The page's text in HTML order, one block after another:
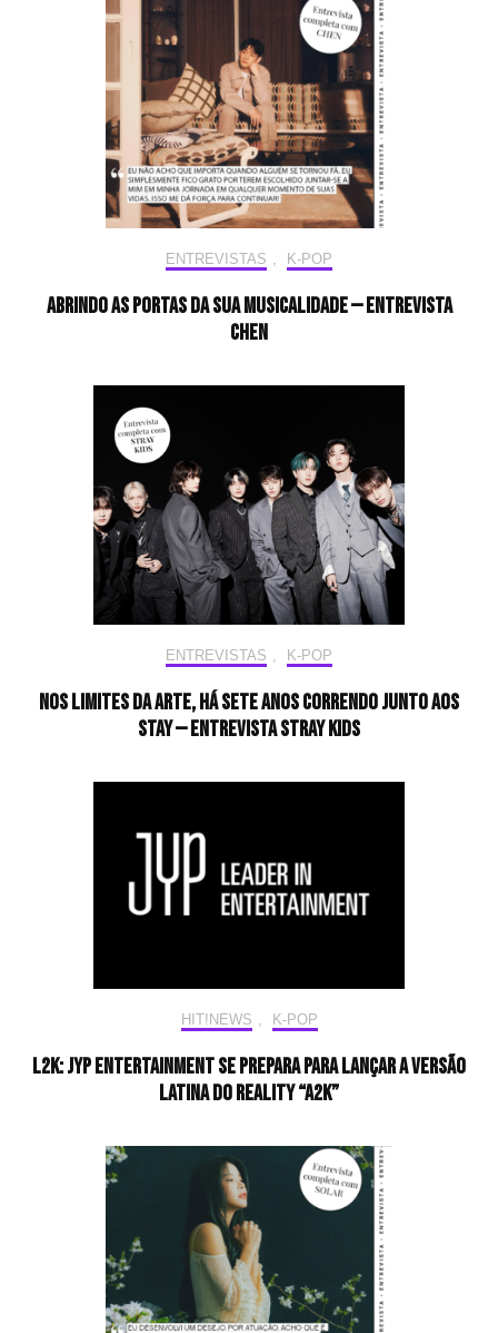
ENTREVISTAS K-POP
Abrindo as portas da sua musicalidade — Entrevista
CHEN
ENTREVISTAS K-POP
Nos limites da arte, há sete anos correndo junto aos
STAY — Entrevista Stray Kids
HIT!NEWS , K-POP
L2K: JYP Entertainment se prepara para lançar a versão
latina do reality “A2K”